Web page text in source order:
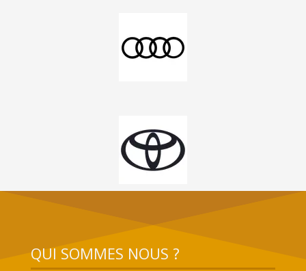
QUI SOMMES NOUS ?